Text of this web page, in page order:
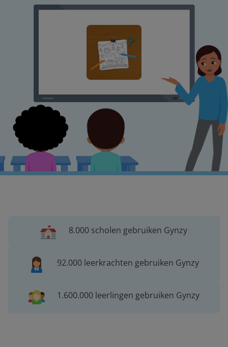
8.000 scholen gebruiken Gynzy
92.000 leerkrachten gebruiken Gynzy
1.600.000 leerlingen gebruiken Gynzy